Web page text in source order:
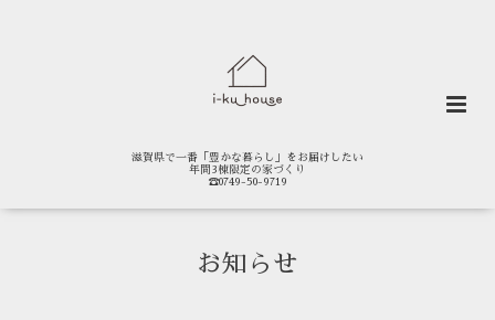
滋賀県で一番「豊かな暮らし」をお届けしたい
年間3棟限定の家づくり
☎0749-50-9719
お知らせ